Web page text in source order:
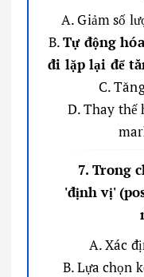
A. Giảm số
B.Tự động
đi lặp lại để
C.
D. Thay thế
7. Trong
'định vị'
A. Xác
B. Lựa chọn